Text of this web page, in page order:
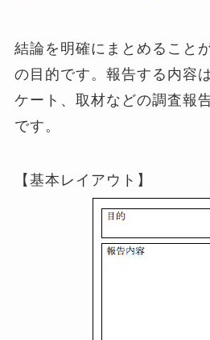
結論を明確にまとめること
の目的です。報告する内容
ケート、取材などの調査報
です。
【基本レイアウト】